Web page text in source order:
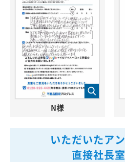
いただいたア
直接社長
N様